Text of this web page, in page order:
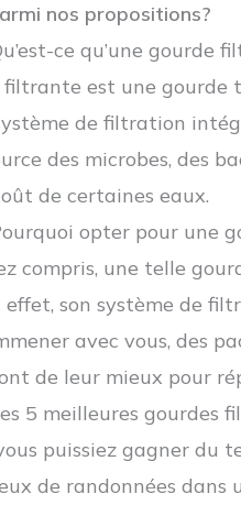
nos propositions?
ce qu’une gourde
est une gourde
de filtration
des microbes, des
de certaines eaux.
opter pour une
compris, une telle
effet, son système de
avec vous, des
de leur mieux pour
5 meilleures gourdes
puissiez gagner du
de randonnées dans